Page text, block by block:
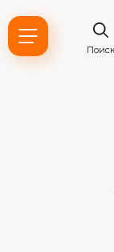
Поиск